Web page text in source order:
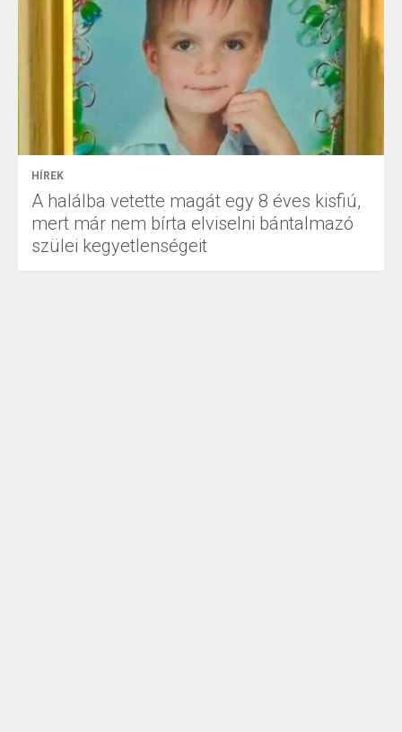
HÍREK
A halálba vetette magát egy 8 éves kisfiú,
mert már nem bírta elviselni bántalmazó
szülei kegyetlenségeit